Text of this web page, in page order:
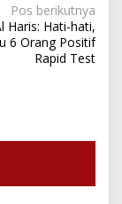
Pos berikutnya
Haris: Hati-hati,
6 Orang Positif
Rapid Test